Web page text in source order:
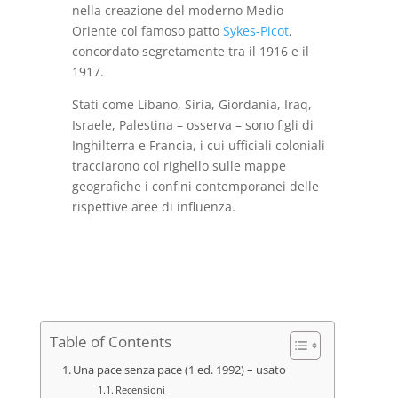
nella creazione del moderno Medio
Oriente col famoso patto Sykes-Picot,
concordato segretamente tra il 1916 e il
1917.
Stati come Libano, Siria, Giordania, Iraq,
Israele, Palestina – osserva – sono figli di
Inghilterra e Francia, i cui ufficiali coloniali
tracciarono col righello sulle mappe
geografiche i confini contemporanei delle
rispettive aree di influenza.
Table of Contents
Una pace senza pace (1 ed. 1992) – usato
Recensioni